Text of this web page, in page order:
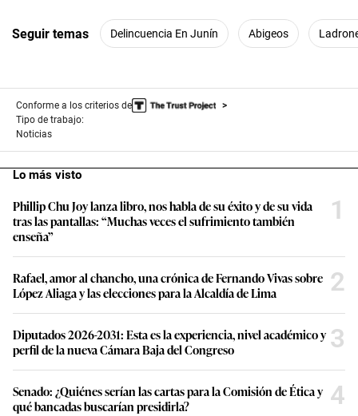
Seguir temas Delincuencia En Junín Abigeos
Conforme a los criterios de
Tipo de trabajo:
Noticias
Lo más visto
Phillip Chu Joy lanza libro, nos habla de su éxito y de su vida
tras las pantallas: “Muchas veces el sufrimiento también
enseña”
1
Rafael, amor al chancho, una crónica de Fernando Vivas sobre
López Aliaga y las elecciones para la Alcaldía de Lima
2
Diputados 2026-2031: Esta es la experiencia, nivel académico y
perfil de la nueva Cámara Baja del Congreso
3
Senado: ¿Quiénes serían las cartas para la Comisión de Ética y
qué bancadas buscarían presidirla?
4